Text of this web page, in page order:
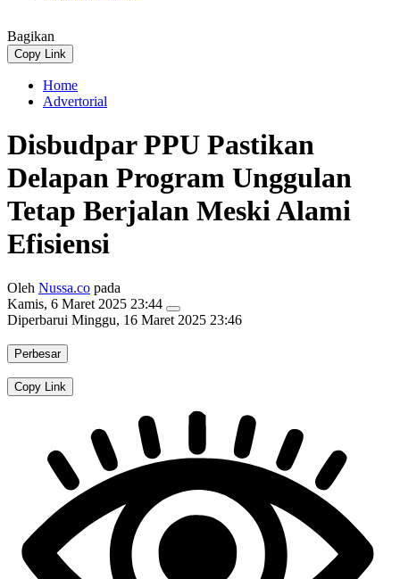
Bagikan
Copy Link
Home
Advertorial
Disbudpar PPU Pastikan
Delapan Program Unggulan
Tetap Berjalan Meski Alami
Efisiensi
Oleh Nussa.co pada
Kamis, 6 Maret 2025 23:44
Diperbarui Minggu, 16 Maret 2025 23:46
Perbesar
Copy Link